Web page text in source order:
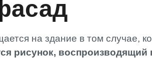
на здание в том случае,
рисунок,